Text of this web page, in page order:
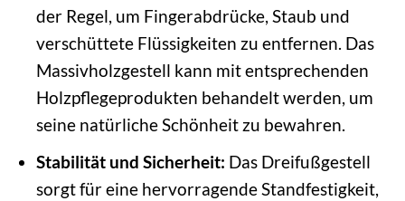
der Regel, um Fingerabdrücke, Staub und
verschüttete Flüssigkeiten zu entfernen. Das
Massivholzgestell kann mit entsprechenden
Holzpflegeprodukten behandelt werden, um
seine natürliche Schönheit zu bewahren.
Stabilität und Sicherheit: Das Dreifußgestell
sorgt für eine hervorragende Standfestigkeit,